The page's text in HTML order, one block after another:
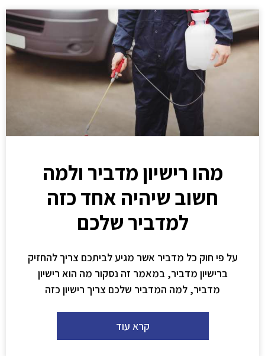
מהו רישיון מדביר ולמה
חשוב שיהיה אחד כזה
למדביר שלכם
על פי חוק כל מדביר אשר מגיע לביתכם צריך להחזיק
ברישיון מדביר, במאמר זה נסקור מה הוא רישיון
מדביר, למה המדביר שלכם צריך רישיון כזה
קרא עוד